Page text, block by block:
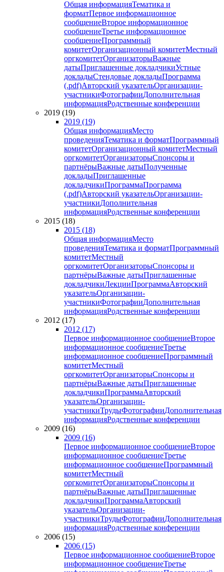
Общая информацияТематика и
форматПервое информационное
сообщениеВторое информационное
сообщениеТретье информационное
сообщениеПрограммный
комитетОрганизационный комитетМестный
оргкомитетОрганизаторыВажные
датыПриглашенные докладчикиУстные
докладыСтендовые докладыПрограмма
(.pdf)Авторский указательОрганизации-
участникиФотографииДополнительная
информацияРодственные конференции
2019 (19)
2019 (19)
Общая информацияМесто
проведенияТематика и форматПрограммный
комитетОрганизационный комитетМестный
оргкомитетОрганизаторыСпонсоры и
партнёрыВажные датыПолученные
докладыПриглашенные
докладчикиПрограммаПрограмма
(.pdf)Авторский указательОрганизации-
участникиДополнительная
информацияРодственные конференции
2015 (18)
2015 (18)
Общая информацияМесто
проведенияТематика и форматПрограммный
комитетМестный
оргкомитетОрганизаторыСпонсоры и
партнёрыВажные датыПриглашенные
докладчикиЛекцииПрограммаАвторский
указательОрганизации-
участникиФотографииДополнительная
информацияРодственные конференции
2012 (17)
2012 (17)
Первое информационное сообщениеВторое
информационное сообщениеТретье
информационное сообщениеПрограммный
комитетМестный
оргкомитетОрганизаторыСпонсоры и
партнёрыВажные датыПриглашенные
докладчикиПрограммаАвторский
указательОрганизации-
участникиТрудыФотографииДополнительная
информацияРодственные конференции
2009 (16)
2009 (16)
Первое информационное сообщениеВторое
информационное сообщениеТретье
информационное сообщениеПрограммный
комитетМестный
оргкомитетОрганизаторыСпонсоры и
партнёрыВажные датыПриглашенные
докладчикиПрограммаАвторский
указательОрганизации-
участникиТрудыФотографииДополнительная
информацияРодственные конференции
2006 (15)
2006 (15)
Первое информационное сообщениеВторое
информационное сообщениеТретье